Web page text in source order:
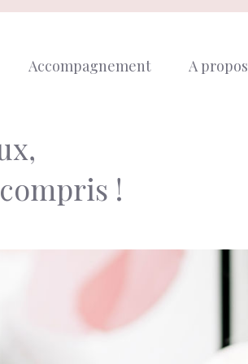
Accompagnement A propos
!